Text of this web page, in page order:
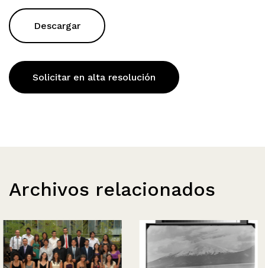
Descargar
Solicitar en alta resolución
Archivos relacionados